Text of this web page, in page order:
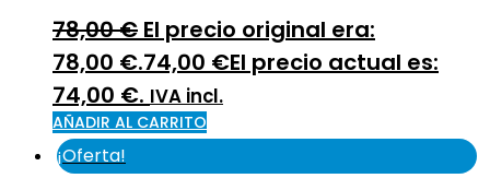
78,00€ El precio original era:
78,00 €.74,00 €El precio actual es:
74,00 €. IVA incl.
AÑADIR AL CARRITO
¡Oferta!